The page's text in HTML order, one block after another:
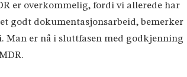
er overkommelig, fordi vi allerede har
godt dokumentasjonsarbeid, bemerker
Man er nå i sluttfasen med godkjenning